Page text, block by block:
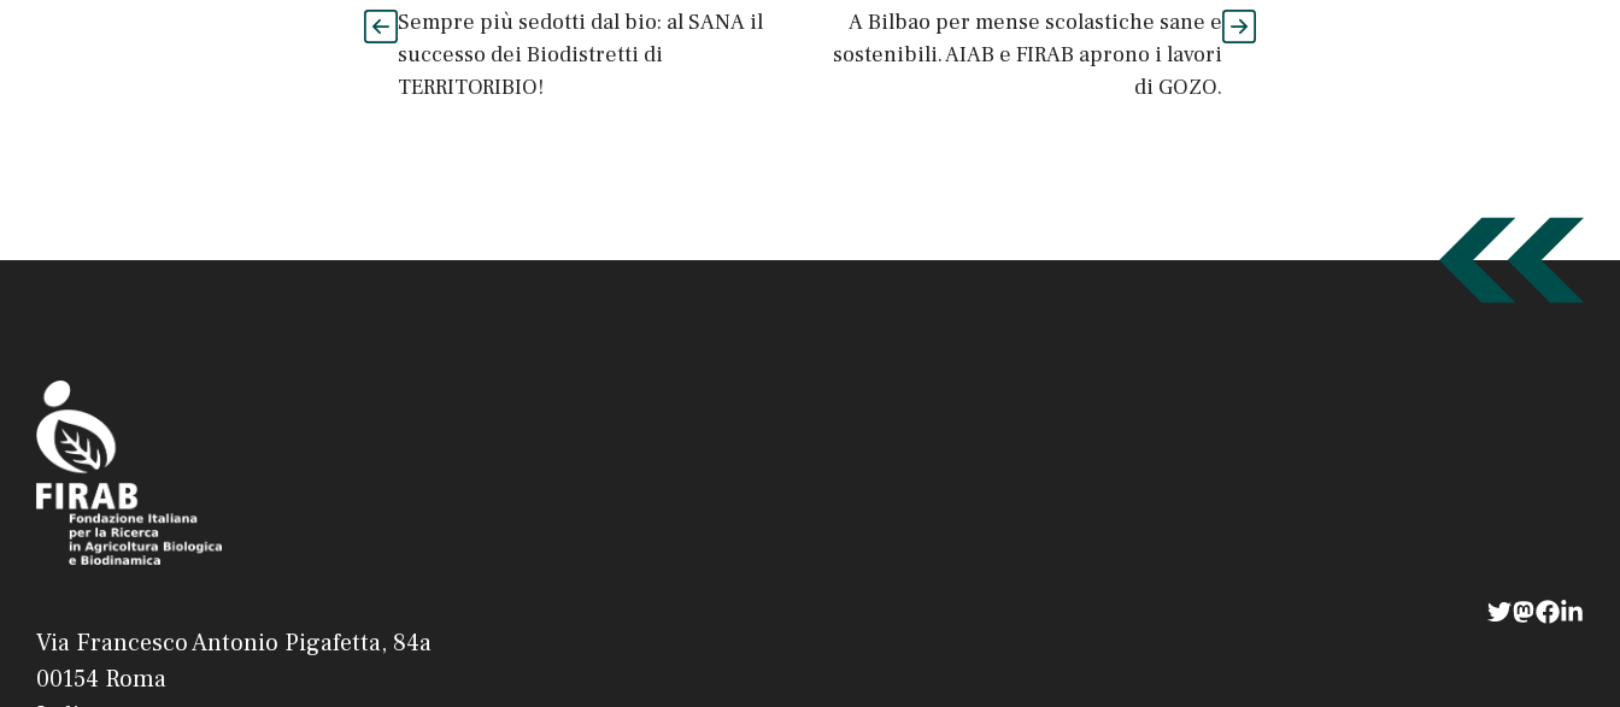
Sempre più sedotti dal bio: al SANA il
successo dei Biodistretti di
TERRITORIBIO!
A Bilbao per mense scolastiche sane e
sostenibili. AIAB e FIRAB aprono i lavori
di GOZO.
Via Francesco Antonio Pigafetta, 84a
00154 Roma